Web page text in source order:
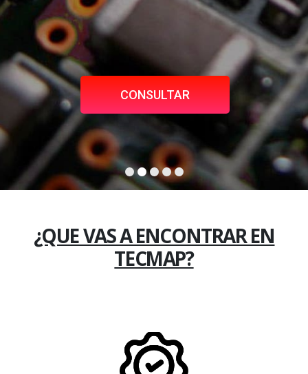
CONSULTAR
¿QUE VAS A ENCONTRAR EN
TECMAP?